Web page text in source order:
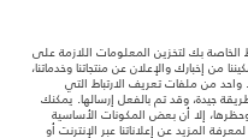
مع وكيلنا المحلي للتأكد من توفّرها
وفقاً لتشريعات الاتحاد الأوروبي. قد
في تلك الاختبارات كما أن هذه
في أشباه الموصلات يؤثر حاليًا
التصاميم. هذا ظرف ديناميكي
الخاصة بك لتخزين المعلومات اللازمة على
من إخبارك والإعلان عن منتجاتنا وخدماتنا،
واحد من ملفات تعريف الارتباط التي
جيدة، وقد تم بالفعل إرسالها. يمكنك
إلا أن بعض المكونات الأساسية
المزيد عن إعلاناتنا عبر الإنترنت أو